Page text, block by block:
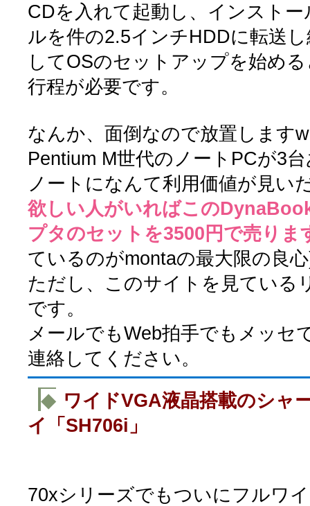
CDを入れて起動し、インスト
ルを件の2.5インチHDDに転送
してOSのセットアップを始め
行程が必要です。
なんか、面倒なので放置しますw
Pentium M世代のノートPCが3
ノートになんて利用価値が見い
欲しい人がいればこの
プタのセットを3500円で売りま
ているのがmontaの最大限の良
ただし、このサイトを見ている
です。
メールでもWeb拍手でもメッセ
連絡してください。
◆ ワイドVGA液晶搭載のシャ
イ「SH706i」
70xシリーズでもついにフルワ